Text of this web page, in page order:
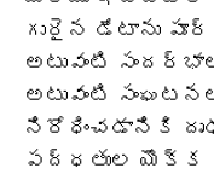
గురైన డేటాను
అటువంటి
అటువంటి
నిరోధించడానికి
పద్ధతుల యొక్క